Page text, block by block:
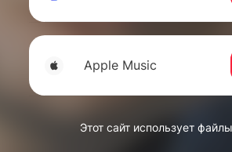
Apple Music
Этот сайт использует файлы